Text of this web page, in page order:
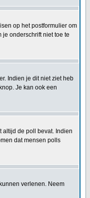
op het postformulier om
onderschrift niet toe te
Indien je dit niet ziet heb
Je kan ook een
altijd de poll bevat. Indien
dat mensen polls
verlenen. Neem